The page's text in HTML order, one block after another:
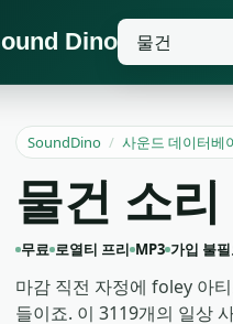
Dino
SoundDino / 사운드 데이터베
물건 소리
무료 로열티 프리 MP3 가입 불
마감 직전 자정에 foley 아
들이죠. 이 3119개의 일상